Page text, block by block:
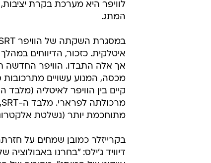
לוויפר היא מערכת בקרת
המתג.
איטלקית. כזכור, הדיווחים
אך אלה התבדו. הוויפר החדשה
מכסה, המנוע עשויים מתרכובות
קיים בין הוויפר לאיטליה
מתוחכמת יותר (נשלטת
בקרייזלר כמובן שמחים על
דיוויד ג'ילס: "בחרנו